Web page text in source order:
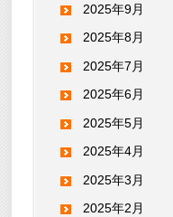
2025年9月
2025年8月
2025年7月
2025年6月
2025年5月
2025年4月
2025年3月
2025年2月